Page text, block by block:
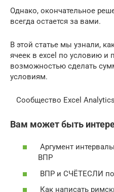
Однако, окончательное
всегда остается за вами.
В этой статье мы узнали,
ячеек в excel по условию и
возможностью сделать
условиям.
Сообщество Excel
Вам может быть
Аргумент
ВПР
ВПР и СЧЁТЕСЛИ по
Как написать